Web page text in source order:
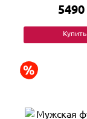
5490
Купить